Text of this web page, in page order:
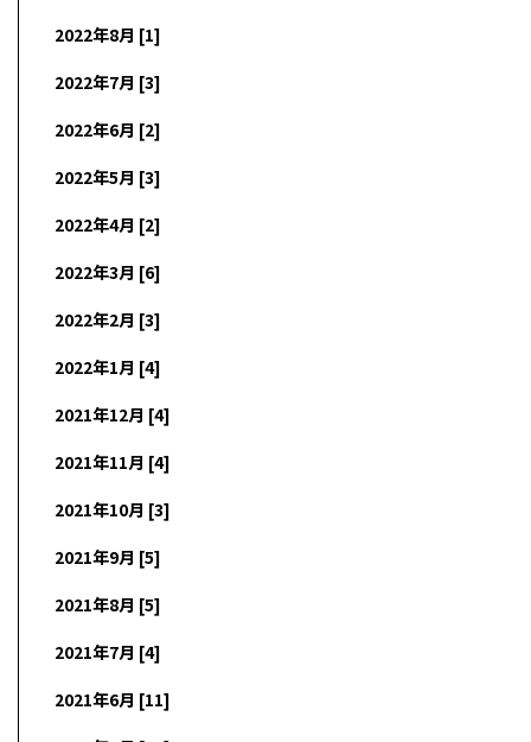
2022年8月 [1]
2022年7月 [3]
2022年6月 [2]
2022年5月 [3]
2022年4月 [2]
2022年3月 [6]
2022年2月 [3]
2022年1月 [4]
2021年12月 [4]
2021年11月 [4]
2021年10月 [3]
2021年9月 [5]
2021年8月 [5]
2021年7月 [4]
2021年6月 [11]